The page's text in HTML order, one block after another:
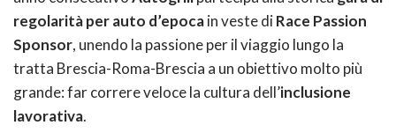
regolarità per auto d’epocain veste diRace Passion
Sponsor, unendo la passione per il viaggio lungo la
tratta Brescia-Roma-Brescia a un obiettivo molto più
grande: far correre veloce la cultura dell’inclusione
lavorativa.